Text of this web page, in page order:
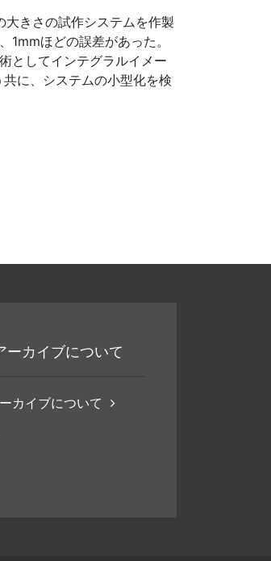
きさの試作システムを作製
ほどの誤差があった。
としてインテグラルイメー
に、システムの小型化を検
ーカイブについて
カイブについて